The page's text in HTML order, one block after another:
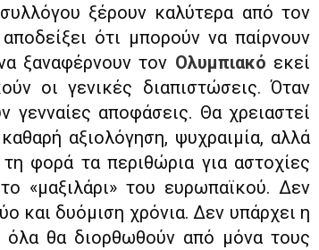
ξέρουν καλύτερα από τον
ότι μπορούν να παίρνουν
ξαναφέρνουν τον Ολυμπιακό εκεί
οι γενικές διαπιστώσεις. Όταν
γενναίες αποφάσεις. Θα χρειαστεί
αξιολόγηση, ψυχραιμία, αλλά
τη φορά τα περιθώρια για αστοχίες
«μαξιλάρι» του ευρωπαϊκού. Δεν
και δυόμιση χρόνια. Δεν υπάρχει η
όλα θα διορθωθούν από μόνα τους